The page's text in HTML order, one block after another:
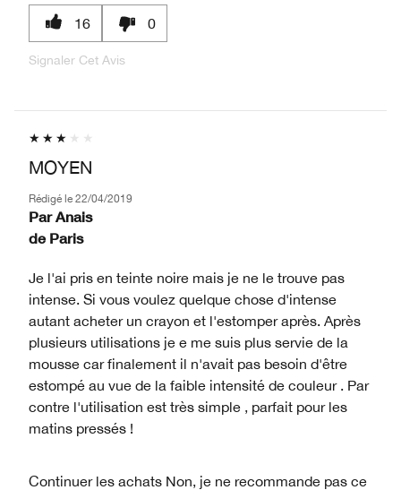
16 0
Signaler Cet Avis
MOYEN
Rédigé le 22/04/2019
Par Anais
de Paris
Je l'ai pris en teinte noire mais je ne le trouve pas
intense. Si vous voulez quelque chose d'intense
autant acheter un crayon et l'estomper après. Après
plusieurs utilisations je e me suis plus servie de la
mousse car finalement il n'avait pas besoin d'être
estompé au vue de la faible intensité de couleur . Par
contre l'utilisation est très simple , parfait pour les
matins pressés !
Continuer les achats Non, je ne recommande pas ce